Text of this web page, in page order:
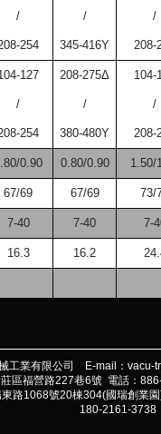
/
254
/
345-416Y
/
208-
127
/
254
208-275Δ
/
380-480Y
104-
/
208-
0.90 0.80/0.90 1.50/
67/69 67/69 73/
7-40 7-40 7-
16.3 16.2
工業有限公司 E-mail： vacu-
區福營路227巷6號 電話：
東路1068號20棟304(國瑞創
180-2161-3738